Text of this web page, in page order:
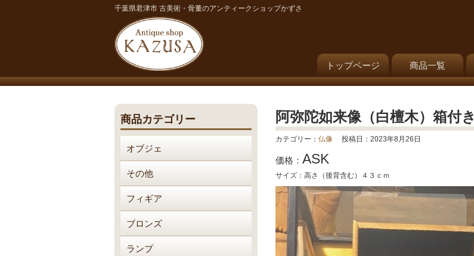
千葉県君津市 古美術・骨董のアンティークショップかずさ
トップページ 商品一覧
阿弥陀如来像（白檀木）箱付き
カテゴリー： 仏像 投稿日：2023年8月26日
価格： ASK
サイズ：高さ（後背含む）４３ｃｍ
商品カテゴリー
オブジェ
その他
フィギア
ブロンズ
ランプ